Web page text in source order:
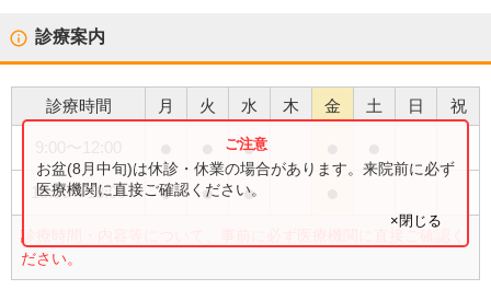
診療案内
診療時間 月 火 水 木 金 土 日 祝
●
15:30〜18:00 ● ● ●
診療時間・内容等について、事前に必ず医療機関に直接ご確認く
ださい。
お盆(8月中旬)は休診・休業の場合があります。来院前に必ず
医療機関に直接ご確認ください。
×閉じる